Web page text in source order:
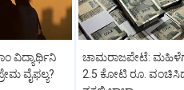
ವಿದ್ಯಾರ್ಥಿನಿ
ವೈಫಲ್ಯ?
ಚಾಮರಾಜಪೇಟೆ:
2.5 ಕೋಟಿ ರೂ.